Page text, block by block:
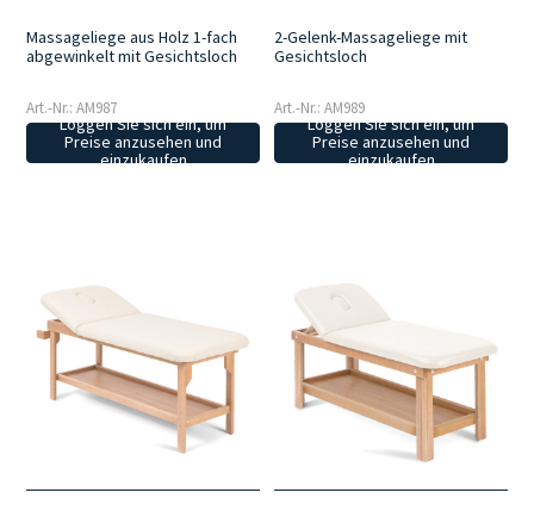
Massageliege aus Holz 1-fach
abgewinkelt mit Gesichtsloch
Art.-Nr.: AM987
Loggen Sie sich ein, um
Preise anzusehen und
einzukaufen
2-Gelenk-Massageliege mit
Gesichtsloch
Art.-Nr.: AM989
Loggen Sie sich ein, um
Preise anzusehen und
einzukaufen